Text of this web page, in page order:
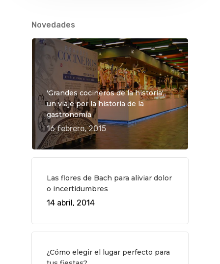
Novedades
'Grandes cocineros de la historia',
un viaje por la historia de la
gastronomía
16 febrero, 2015
Las flores de Bach para aliviar dolor
o incertidumbres
14 abril, 2014
¿Cómo elegir el lugar perfecto para
QUÉ HACER
Cine
GASTRO
Gourmet
VIAJES